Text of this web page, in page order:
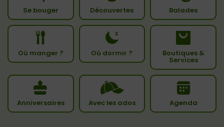
Se bouger Découvertes Balades
Où manger ? Où dormir ? Boutiques &
Services
Anniversaires Avec les ados Agenda